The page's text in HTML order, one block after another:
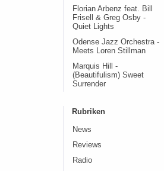
Florian Arbenz feat. Bill
Frisell & Greg Osby -
Quiet Lights
Odense Jazz Orchestra -
Meets Loren Stillman
Marquis Hill -
(Beautifulism) Sweet
Surrender
Rubriken
News
Reviews
Radio